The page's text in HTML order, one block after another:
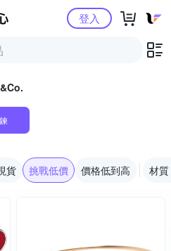
Yahoo購物中心登入
貨 挑戰低價 價格低到高 材質